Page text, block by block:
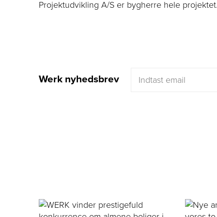
Projektudvikling A/S er bygherre hele
Werk nyhedsbrev